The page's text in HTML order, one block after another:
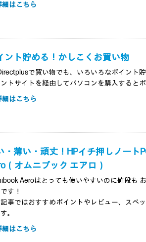
はこちら
ント貯める！かしこくお買い物
で買い物でも、いろいろなポイント
トサイトを経由してパソコンを購入すると
はこちら
・薄い・頑丈！HPイチ押しノート
（オムニブック エアロ）
Aeroはとっても使いやすいのに値段も
す！
事ではおすすめポイントやレビュー、スペ
。
はこちら